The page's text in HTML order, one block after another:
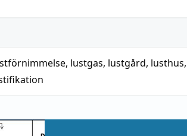
, lustgas, lustgård, lusthus,